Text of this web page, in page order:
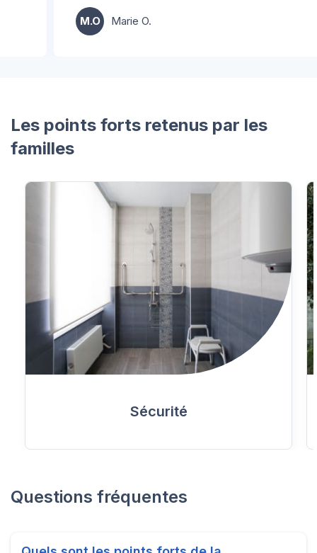
Marie O.
Les points forts retenus par les
familles
Sécurité
Questions fréquentes